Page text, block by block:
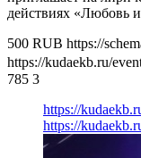
действиях «Любовь
500 RUB https://
https://kudaekb.ru/
785 3
https://
https://